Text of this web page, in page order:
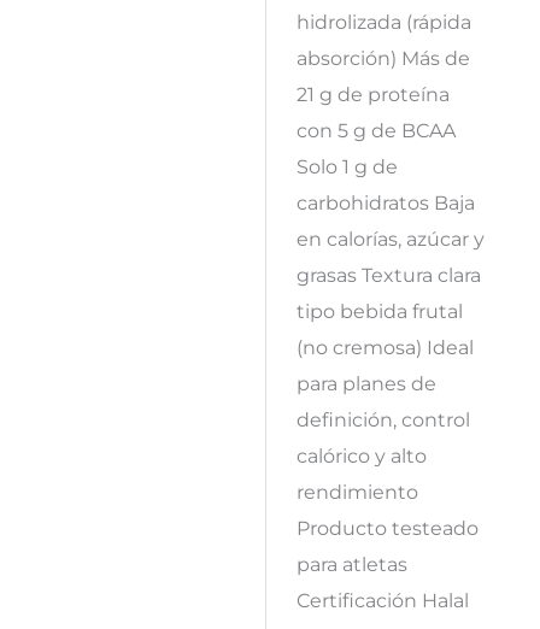
hidrolizada (rápida
absorción) Más de
21 g de proteína
con 5 g de BCAA
Solo 1 g de
carbohidratos Baja
en calorías, azúcar y
grasas Textura clara
tipo bebida frutal
(no cremosa) Ideal
para planes de
definición, control
calórico y alto
rendimiento
Producto testeado
para atletas
Certificación Halal